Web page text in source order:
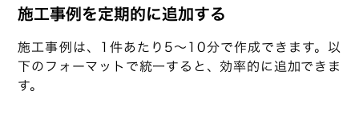
施工事例を定期的に追加する
施工事例は、1件あたり5〜10分で作成できます。以
下のフォーマットで統一すると、効率的に追加できま
す。